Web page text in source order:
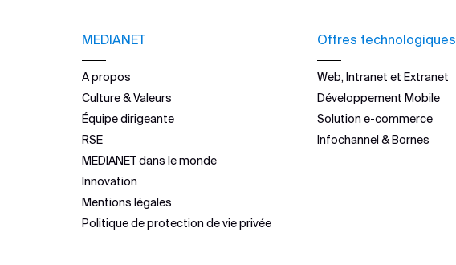
MEDIANET
A propos
Culture & Valeurs
Équipe dirigeante
RSE
MEDIANET dans le monde
Innovation
Mentions légales
Politique de protection de vie privée
Offres technologiques
Web, Intranet et Extranet
Développement Mobile
Solution e-commerce
Infochannel & Bornes